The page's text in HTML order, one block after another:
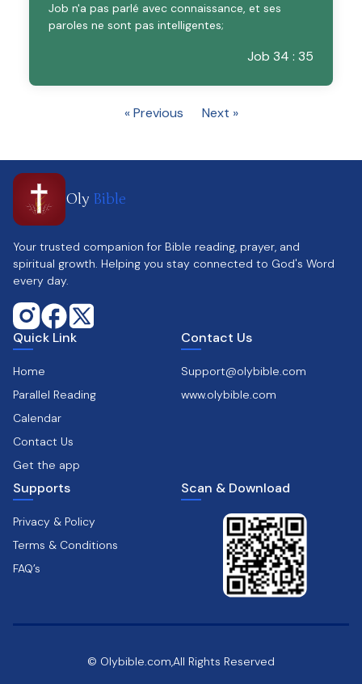
Job n'a pas parlé avec connaissance, et ses
paroles ne sont pas intelligentes;
Job 34 : 35
« Previous Next »
Oly Bible
Your trusted companion for Bible reading, prayer, and
spiritual growth. Helping you stay connected to God's Word
every day.
Quick Link
Home
Parallel Reading
Calendar
Contact Us
Get the app
Contact Us
Support@olybible.com
www.olybible.com
Supports
Privacy & Policy
Terms & Conditions
FAQ’s
Scan & Download
© Olybible.com,All Rights Reserved